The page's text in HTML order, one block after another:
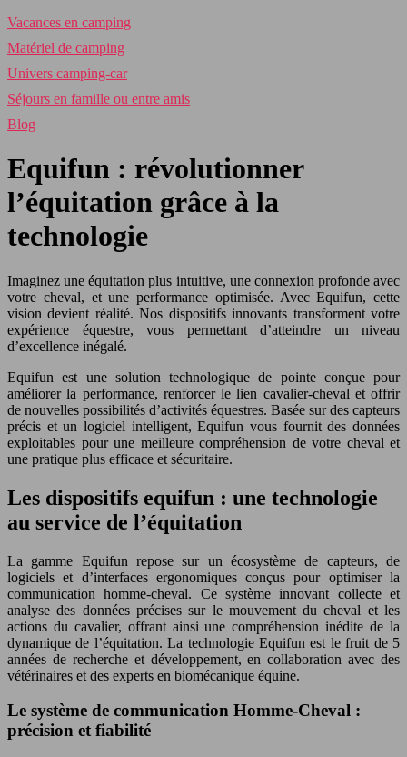
Vacances en camping
Matériel de camping
Univers camping-car
Séjours en famille ou entre amis
Blog
Equifun : révolutionner
l’équitation grâce à la
technologie
Imaginez une équitation plus intuitive, une connexion profonde avec
votre cheval, et une performance optimisée. Avec Equifun, cette
vision devient réalité. Nos dispositifs innovants transforment votre
expérience équestre, vous permettant d’atteindre un niveau
d’excellence inégalé.
Equifun est une solution technologique de pointe conçue pour
améliorer la performance, renforcer le lien cavalier-cheval et offrir
de nouvelles possibilités d’activités équestres. Basée sur des capteurs
précis et un logiciel intelligent, Equifun vous fournit des données
exploitables pour une meilleure compréhension de votre cheval et
une pratique plus efficace et sécuritaire.
Les dispositifs equifun : une technologie
au service de l’équitation
La gamme Equifun repose sur un écosystème de capteurs, de
logiciels et d’interfaces ergonomiques conçus pour optimiser la
communication homme-cheval. Ce système innovant collecte et
analyse des données précises sur le mouvement du cheval et les
actions du cavalier, offrant ainsi une compréhension inédite de la
dynamique de l’équitation. La technologie Equifun est le fruit de 5
années de recherche et développement, en collaboration avec des
vétérinaires et des experts en biomécanique équine.
Le système de communication Homme-Cheval :
précision et fiabilité